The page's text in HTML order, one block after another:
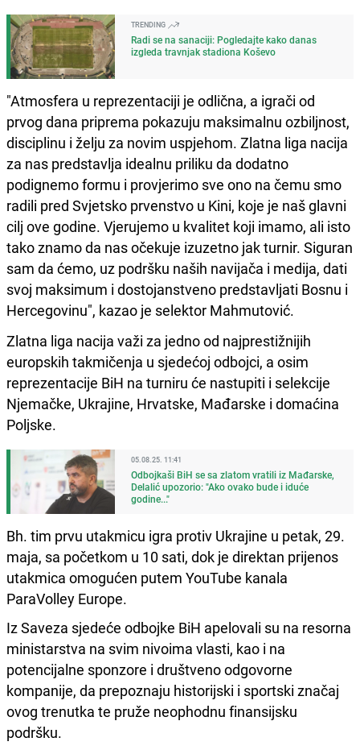
TRENDING
Radi se na sanaciji: Pogledajte kako danas
izgleda travnjak stadiona Koševo
"Atmosfera u reprezentaciji je odlična, a igrači od
prvog dana priprema pokazuju maksimalnu ozbiljnost,
disciplinu i želju za novim uspjehom. Zlatna liga nacija
za nas predstavlja idealnu priliku da dodatno
podignemo formu i provjerimo sve ono na čemu smo
radili pred Svjetsko prvenstvo u Kini, koje je naš glavni
cilj ove godine. Vjerujemo u kvalitet koji imamo, ali isto
tako znamo da nas očekuje izuzetno jak turnir. Siguran
sam da ćemo, uz podršku naših navijača i medija, dati
svoj maksimum i dostojanstveno predstavljati Bosnu i
Hercegovinu", kazao je selektor Mahmutović.
Zlatna liga nacija važi za jedno od najprestižnijih
europskih takmičenja u sjedećoj odbojci, a osim
reprezentacije BiH na turniru će nastupiti i selekcije
Njemačke, Ukrajine, Hrvatske, Mađarske i domaćina
Poljske.
05.08.25. 11:41
Odbojkaši BiH se sa zlatom vratili iz Mađarske,
Delalić upozorio: "Ako ovako bude i iduće
godine..."
Bh. tim prvu utakmicu igra protiv Ukrajine u petak, 29.
maja, sa početkom u 10 sati, dok je direktan prijenos
utakmica omogućen putem YouTube kanala
ParaVolley Europe.
Iz Saveza sjedeće odbojke BiH apelovali su na resorna
ministarstva na svim nivoima vlasti, kao i na
potencijalne sponzore i društveno odgovorne
kompanije, da prepoznaju historijski i sportski značaj
ovog trenutka te pruže neophodnu finansijsku
podršku.